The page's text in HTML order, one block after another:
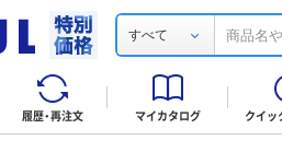
すべて
履歴・再注文 マイカタログ クイッ